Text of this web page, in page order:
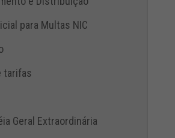
para Multas NIC
tarifas
Geral Extraordinária